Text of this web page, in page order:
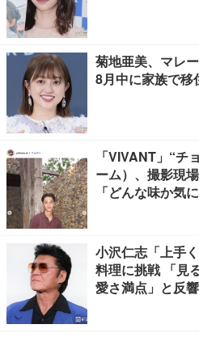
菊地亜美、マレ
8月中に家族で移
「VIVANT」“チ
ーム）、撮影現
「どんな味か気
小沢仁志「上手
料理に挑戦 「見
愛さ満点」と反響